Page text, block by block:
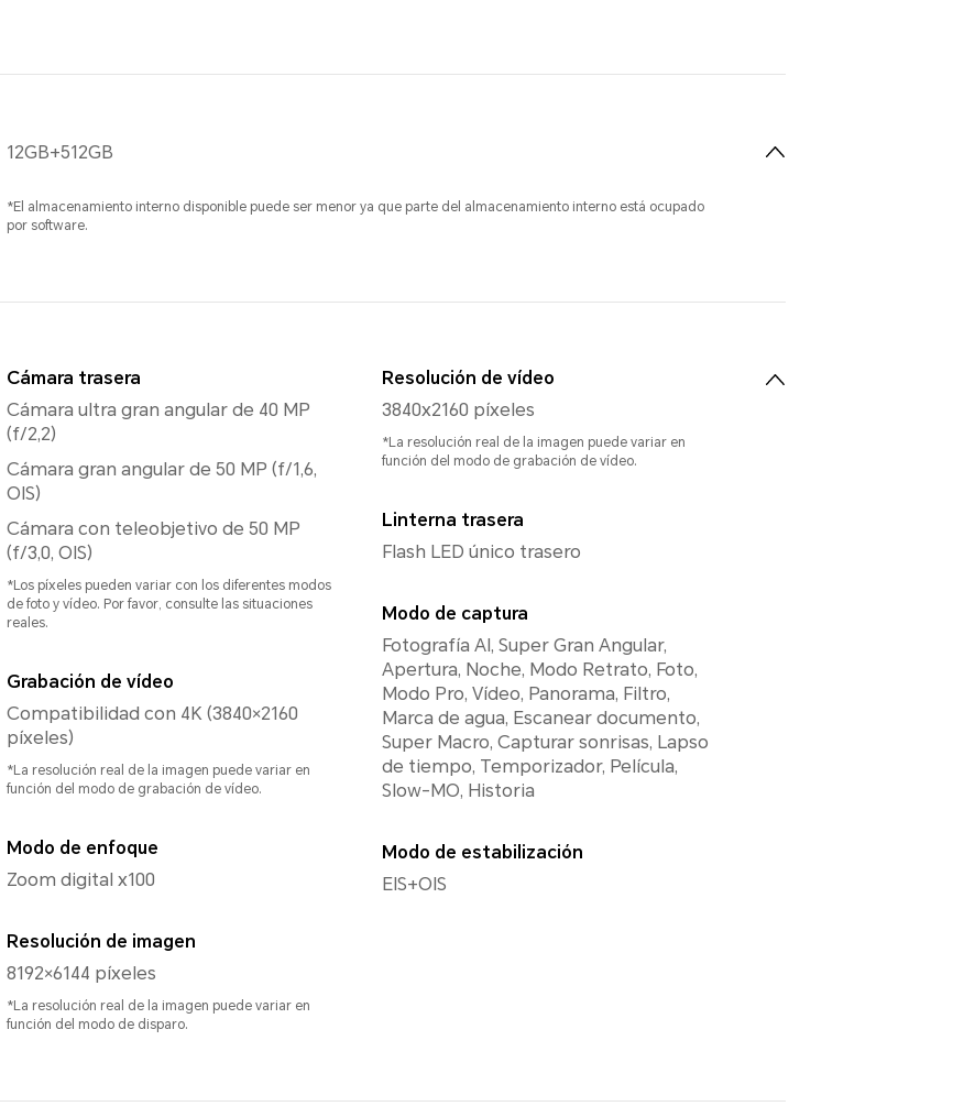
12GB+512GB
*El almacenamiento interno disponible puede ser menor ya que parte del almacenamiento interno está ocupado
por software.
Cámara trasera
Cámara ultra gran angular de 40 MP
(f/2,2)
Cámara gran angular de 50 MP (f/1,6,
OIS)
Cámara con teleobjetivo de 50 MP
(f/3,0, OIS)
*Los píxeles pueden variar con los diferentes modos
de foto y vídeo. Por favor, consulte las situaciones
reales.
Grabación de vídeo
Compatibilidad con 4K (3840×2160
píxeles)
*La resolución real de la imagen puede variar en
función del modo de grabación de vídeo.
Modo de enfoque
Zoom digital x100
Resolución de imagen
8192×6144 píxeles
*La resolución real de la imagen puede variar en
función del modo de disparo.
Resolución de vídeo
3840x2160 píxeles
*La resolución real de la imagen puede variar en
función del modo de grabación de vídeo.
Linterna trasera
Flash LED único trasero
Modo de captura
Fotografía AI, Super Gran Angular,
Apertura, Noche, Modo Retrato, Foto,
Modo Pro, Vídeo, Panorama, Filtro,
Marca de agua, Escanear documento,
Super Macro, Capturar sonrisas, Lapso
de tiempo, Temporizador, Película,
Slow-MO, Historia
Modo de estabilización
EIS+OIS